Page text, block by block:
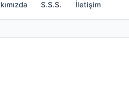
S.S.S. İletişim